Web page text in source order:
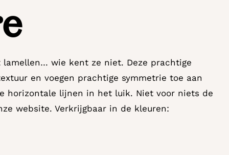
lamellen… wie kent ze niet. Deze prachtige
en voegen prachtige symmetrie toe aan
horizontale lijnen in het luik. Niet voor niets de
website. Verkrijgbaar in de kleuren: